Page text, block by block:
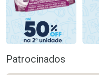
Patrocinados